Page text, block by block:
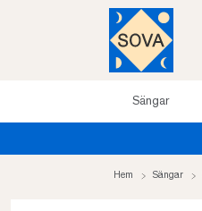
Sängar
Hem Sängar